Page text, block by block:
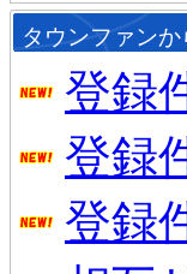
タウンファン
登録
登録
登録